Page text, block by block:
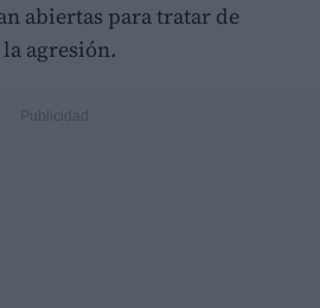
abiertas para tratar de
agresión.